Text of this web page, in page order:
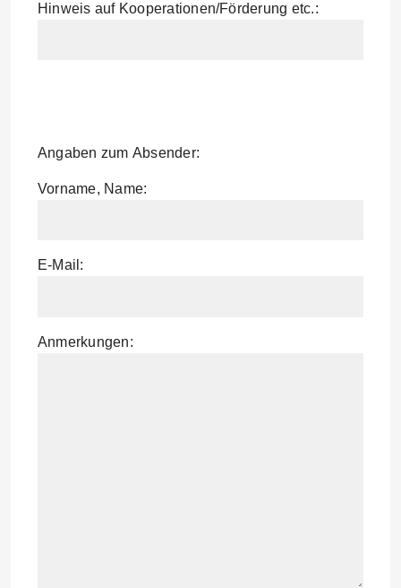
Hinweis auf Kooperationen/Förderung etc.:
Angaben zum Absender:
Vorname, Name:
E-Mail:
Anmerkungen: